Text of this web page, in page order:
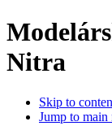
Nitra
Skip to
Jump to